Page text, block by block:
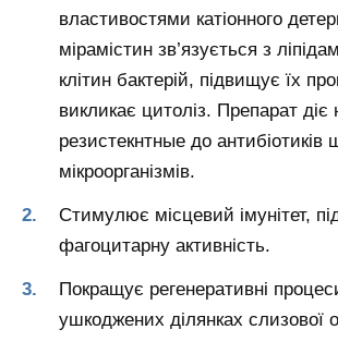
властивостями катіонного
мірамістин зв’язується з
клітин бактерій, підвищує їх
викликає цитоліз. Препарат діє
резистекнтные до антибіотиків
мікроорганізмів.
Стимулює місцевий імунітет,
фагоцитарну активність.
Покращує регенеративні
ушкоджених ділянках слизової